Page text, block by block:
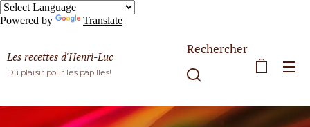
Powered by Translate
Les recettes d'Henri-Luc
Du plaisir pour les papilles!
Rechercher